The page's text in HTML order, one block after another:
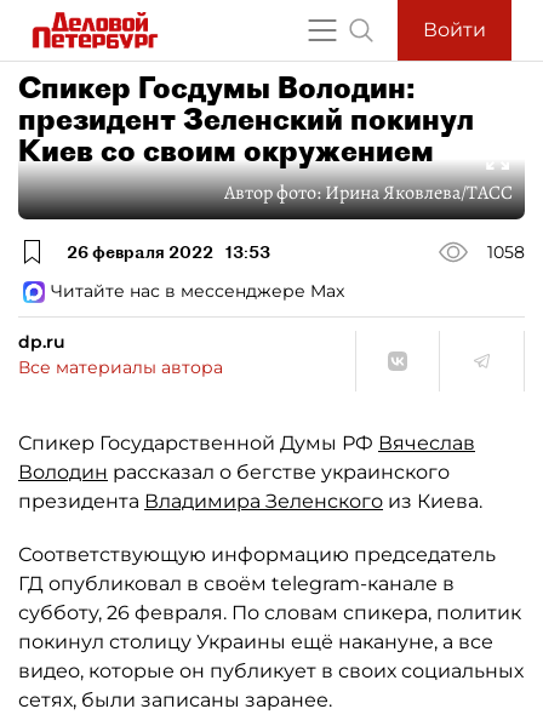
Войти
Спикер Госдумы Володин:
президент Зеленский покинул
Киев со своим окружением
Автор фото:Ирина Яковлева/ТАСС
26 февраля 2022 13:53
1058
Читайте нас в мессенджере Max
dp.ru
Все материалы автора
Спикер Государственной Думы РФ Вячеслав
Володин рассказал о бегстве украинского
президента Владимира Зеленского из Киева.
Соответствующую информацию председатель
ГД опубликовал в своём telegram-канале в
субботу, 26 февраля. По словам спикера, политик
покинул столицу Украины ещё накануне, а все
видео, которые он публикует в своих социальных
сетях, были записаны заранее.